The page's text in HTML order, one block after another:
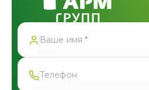
Форма успешно